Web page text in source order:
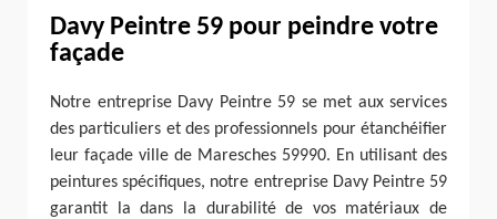
Davy Peintre 59 pour peindre votre
façade
Notre entreprise Davy Peintre 59 se met aux services
des particuliers et des professionnels pour étanchéifier
leur façade ville de Maresches 59990. En utilisant des
peintures spécifiques, notre entreprise Davy Peintre 59
garantit la dans la durabilité de vos matériaux de